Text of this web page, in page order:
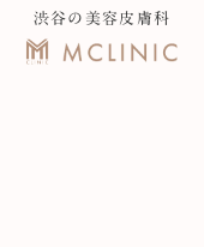
渋谷の美容皮膚科